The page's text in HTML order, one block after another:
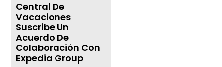
Central De
Vacaciones
Suscribe Un
Acuerdo De
Colaboración Con
Expedia Group